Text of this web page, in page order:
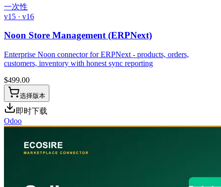
一次性
v15 · v16
Noon Store Management (ERPNext)
Enterprise Noon connector for ERPNext - products, orders,
customers, inventory with honest sync reporting
$499.00
选择版本
即时下载
Odoo